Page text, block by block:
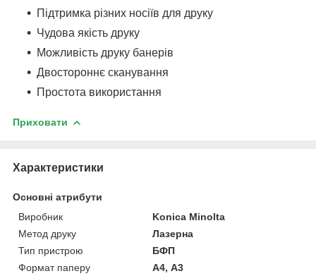
Підтримка різних носіїв для друку
Чудова якість друку
Можливість друку банерів
Двостороннє сканування
Простота використання
Приховати
Характеристики
Основні атрибути
Виробник
Konica Minolta
Метод друку
Лазерна
Тип пристрою
БФП
Формат паперу
А4, А3